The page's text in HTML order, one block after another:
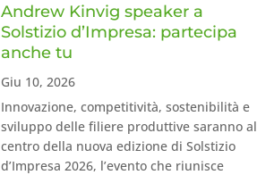
Andrew Kinvig speaker a
Solstizio d’Impresa: partecipa
anche tu
Giu 10, 2026
Innovazione, competitività, sostenibilità e
sviluppo delle filiere produttive saranno al
centro della nuova edizione di Solstizio
d’Impresa 2026, l’evento che riunisce